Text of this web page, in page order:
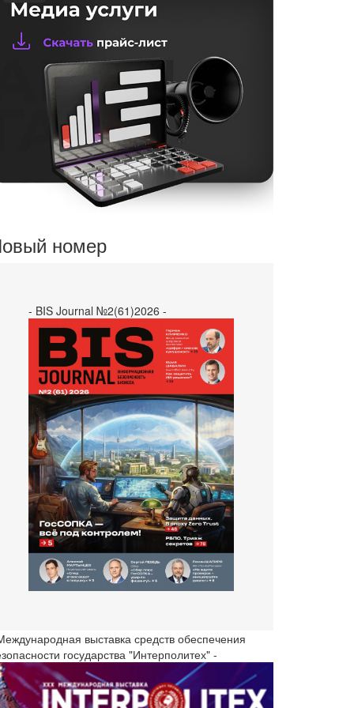
номер
- BIS Journal №2(61)2026 -
выставка средств обеспечения
государства "Интерполитех" -